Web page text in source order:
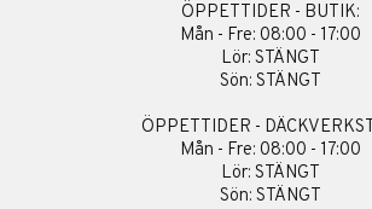
ÖPPETTIDER - BUTIK:
Mån - Fre: 08:00 - 17:00
Lör: STÄNGT
Sön: STÄNGT
ÖPPETTIDER -
Mån - Fre: 08:00 - 17:00
Lör: STÄNGT
Sön: STÄNGT